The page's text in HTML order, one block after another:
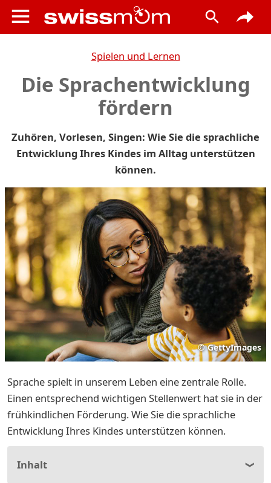
Spielen und Lernen
Die Sprachentwicklung
fördern
Zuhören, Vorlesen, Singen: Wie Sie die sprachliche
Entwicklung Ihres Kindes im Alltag unterstützen
können.
© GettyImages
Sprache spielt in unserem Leben eine zentrale Rolle.
Einen entsprechend wichtigen Stellenwert hat sie in der
frühkindlichen Förderung. Wie Sie die sprachliche
Entwicklung Ihres Kindes unterstützen können.
Inhalt